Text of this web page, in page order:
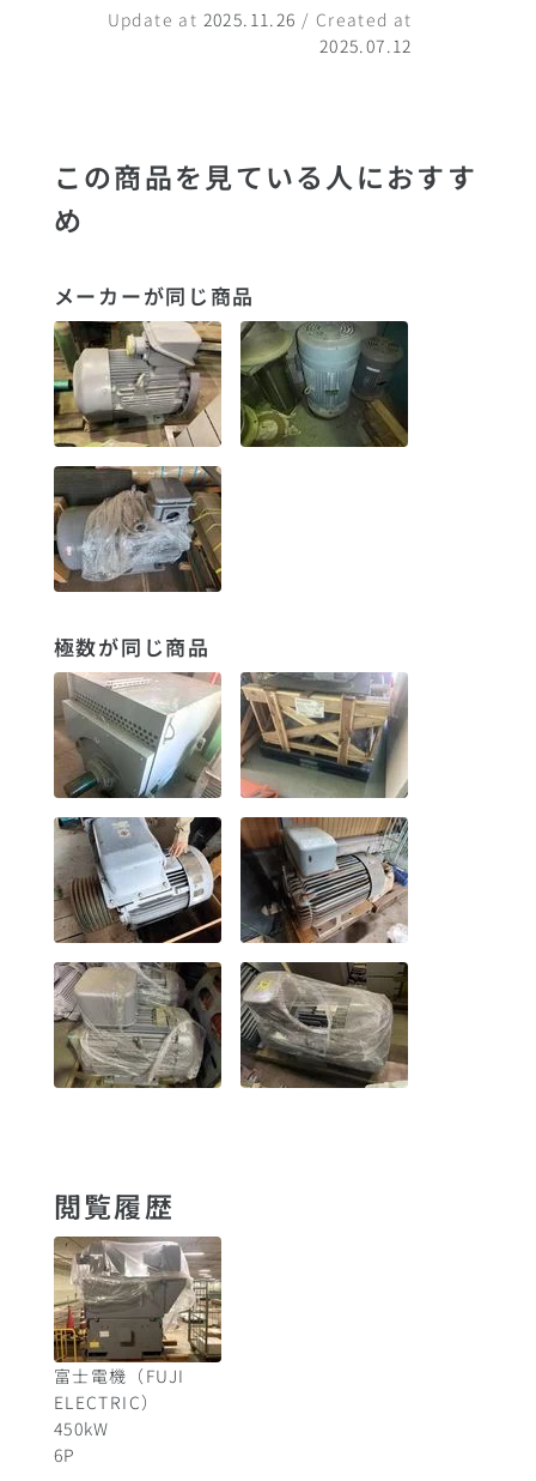
Update at 2025.11.26 / Created at
2025.07.12
この商品を見ている人におすす
め
メーカーが同じ商品
極数が同じ商品
閲覧履歴
富士電機（FUJI
ELECTRIC）
450kW
6P